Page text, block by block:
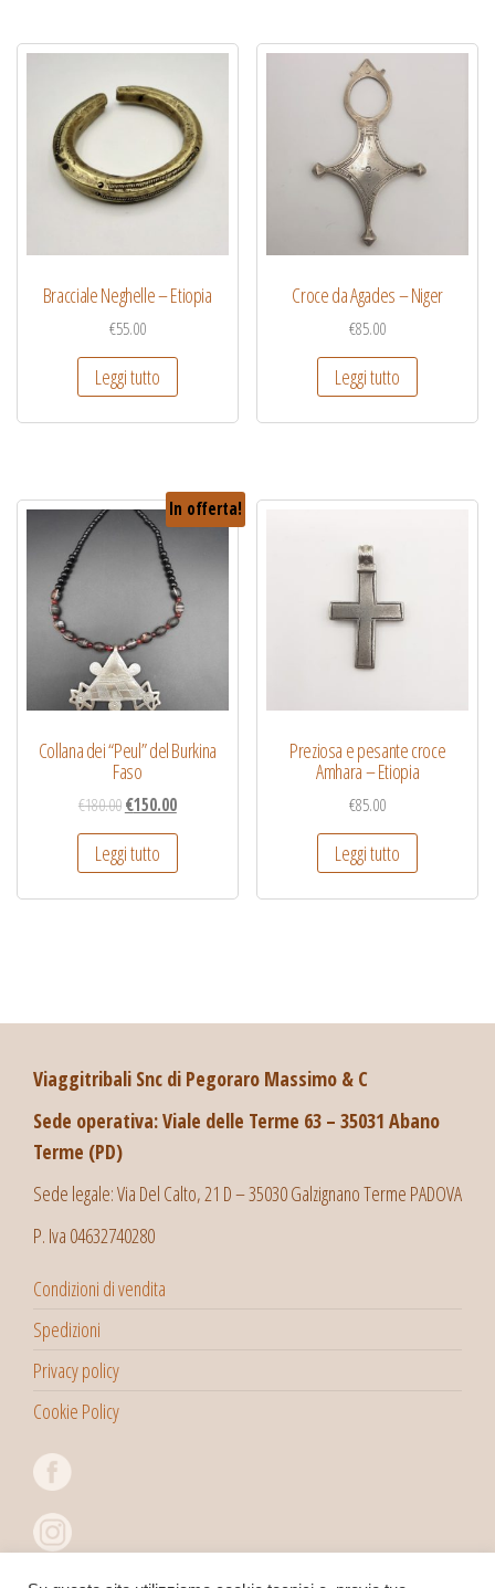
Bracciale Neghelle – Etiopia
€55.00
Leggi tutto
Croce da Agades – Niger
€85.00
Leggi tutto
In offerta!
Collana dei “Peul” del Burkina
Faso
€180.00€150.00
Leggi tutto
Preziosa e pesante croce
Amhara – Etiopia
€85.00
Leggi tutto
Viaggitribali Snc di Pegoraro Massimo & C
Sede operativa: Viale delle Terme 63 – 35031 Abano
Terme (PD)
Sede legale: Via Del Calto, 21 D – 35030 Galzignano Terme PADOVA
P. Iva 04632740280
Condizioni di vendita
Spedizioni
Privacy policy
Cookie Policy